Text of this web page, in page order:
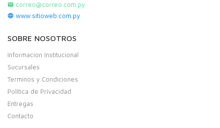
correo@correo.com.py
www.sitioweb.com.py
SOBRE NOSOTROS
Informacion Institucional
Sucursales
Terminos y Condiciones
Politica de Privacidad
Entregas
Contacto